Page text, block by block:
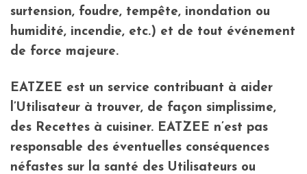
surtension, foudre, tempête, inondation ou
humidité, incendie, etc.) et de tout événement
de force majeure.
EATZEE est un service contribuant à aider
l’Utilisateur à trouver, de façon simplissime,
des Recettes à cuisiner. EATZEE n’est pas
responsable des éventuelles conséquences
néfastes sur la santé des Utilisateurs ou